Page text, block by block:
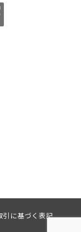
引に基づく表記